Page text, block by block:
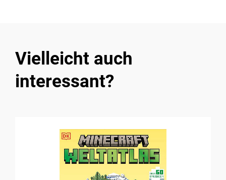
Vielleicht auch
interessant?